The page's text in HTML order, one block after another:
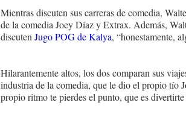
Mientras discuten sus carreras de comedia,
de la comedia Joey Díaz y Extrax. Además,
discuten Jugo POG de Kalya, “honestamente,
Hilarantemente altos, los dos comparan sus
industria de la comedia, que le dio el propio tío
propio ritmo te pierdes el punto, que es